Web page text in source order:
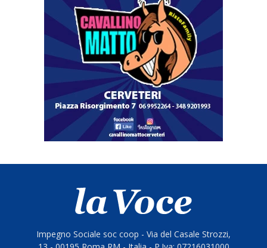
Impegno Sociale soc coop - Via del Casale Strozzi,